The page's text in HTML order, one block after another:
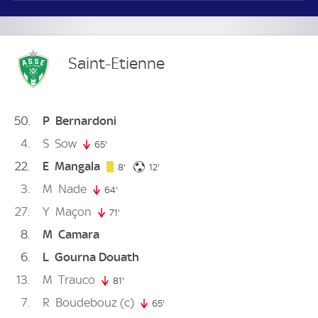
Saint-Etienne
50 P Bernardoni
4
S Sow 65'
22 E Mangala 8' 8. minute
12'
3 M Nade 64'
27 Y Maçon 71'
8 M Camara
6
L Gourna Douath
13
M Trauco 81'
7 R Boudebouz (c) 65'